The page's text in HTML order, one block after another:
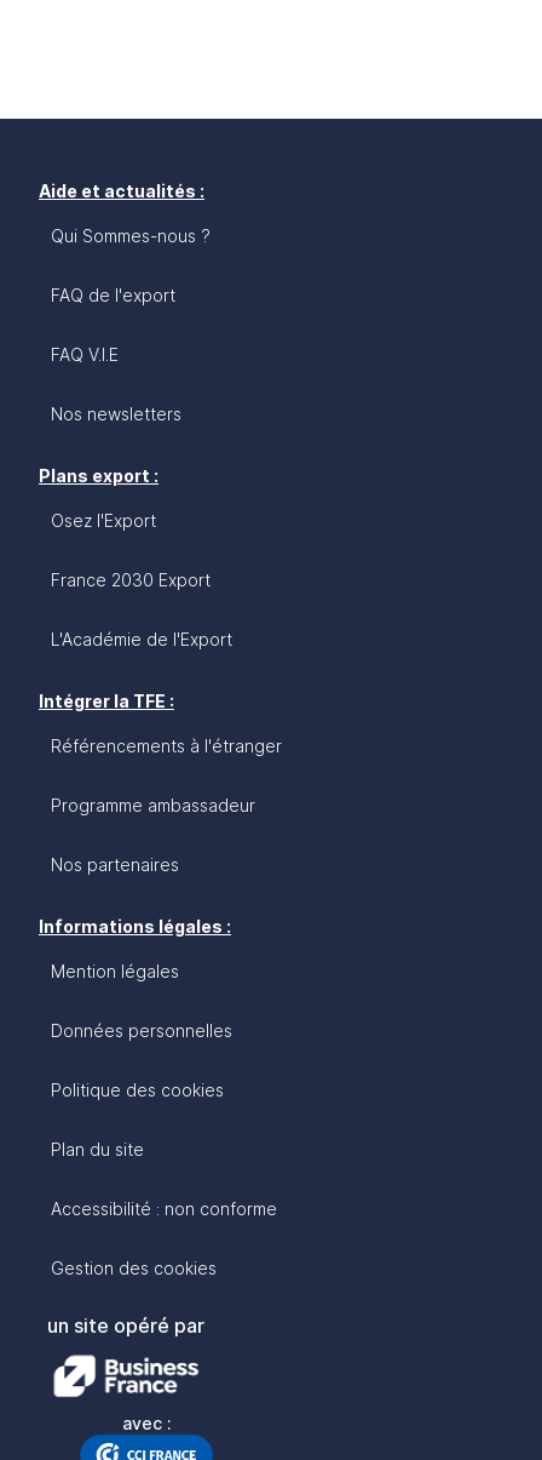
Aide et actualités :
Qui Sommes-nous ?
FAQ de l'export
FAQ V.I.E
Nos newsletters
Plans export :
Osez l'Export
France 2030 Export
L'Académie de l'Export
Intégrer la TFE :
Référencements à l'étranger
Programme ambassadeur
Nos partenaires
Informations légales :
Mention légales
Données personnelles
Politique des cookies
Plan du site
Accessibilité : non conforme
Gestion des cookies
un site opéré par
avec :